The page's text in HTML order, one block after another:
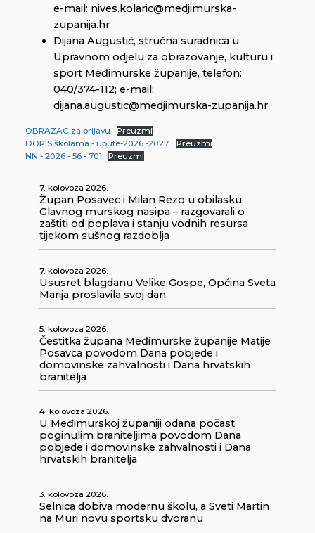
e-mail: nives.kolaric@medjimurska-
zupanija.hr
Dijana Augustić, stručna suradnica u
Upravnom odjelu za obrazovanje, kulturu i
sport Međimurske županije, telefon:
040/374-112; e-mail:
dijana.augustic@medjimurska-zupanija.hr
OBRAZAC za prijavu
Preuzmi
DOPIS školama - upute-2026.-2027.
Preuzmi
NN - 2026 - 56 - 701
Preuzmi
7. kolovoza 2026.
Župan Posavec i Milan Rezo u obilasku
Glavnog murskog nasipa – razgovarali o
zaštiti od poplava i stanju vodnih resursa
tijekom sušnog razdoblja
7. kolovoza 2026.
Ususret blagdanu Velike Gospe, Općina Sveta
Marija proslavila svoj dan
5. kolovoza 2026.
Čestitka župana Međimurske županije Matije
Posavca povodom Dana pobjede i
domovinske zahvalnosti i Dana hrvatskih
branitelja
4. kolovoza 2026.
U Međimurskoj županiji odana počast
poginulim braniteljima povodom Dana
pobjede i domovinske zahvalnosti i Dana
hrvatskih branitelja
3. kolovoza 2026.
Selnica dobiva modernu školu, a Sveti Martin
na Muri novu sportsku dvoranu